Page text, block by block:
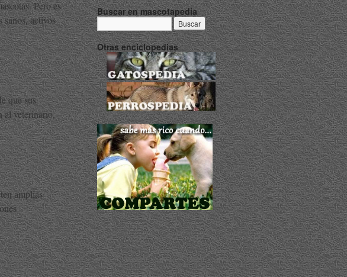
Pero es
activos
que sus
al veterinario,
amplias
Buscar en mascotapedia
Otras enciclopedias